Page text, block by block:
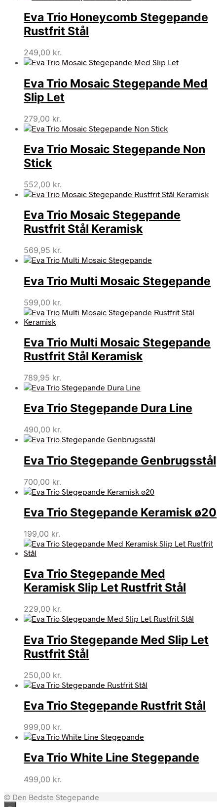
Eva Trio Honeycomb Stegepande
Rustfrit Stål
249,00 kr.
Eva Trio Mosaic Stegepande Med
Slip Let
279,00 kr.
Eva Trio Mosaic Stegepande Non
Stick
552,00 kr.
Eva Trio Mosaic Stegepande
Rustfrit Stål Keramisk
569,95 kr.
Eva Trio Multi Mosaic Stegepande
599,00 kr.
Eva Trio Multi Mosaic Stegepande
Rustfrit Stål Keramisk
789,95 kr.
Eva Trio Stegepande Dura Line
490,00 kr.
Eva Trio Stegepande Genbrugsstål
700,00 kr.
Eva Trio Stegepande Keramisk ø20
199,00 kr.
Eva Trio Stegepande Med
Keramisk Slip Let Rustfrit Stål
229,00 kr.
Eva Trio Stegepande Med Slip Let
Rustfrit Stål
250,00 kr.
Eva Trio Stegepande Rustfrit Stål
999,00 kr.
Eva Trio White Line Stegepande
499,00 kr.
© Den Bedste Stegepande